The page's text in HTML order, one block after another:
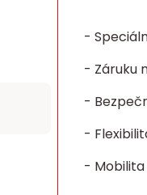
-
- Záruku
-
-
-